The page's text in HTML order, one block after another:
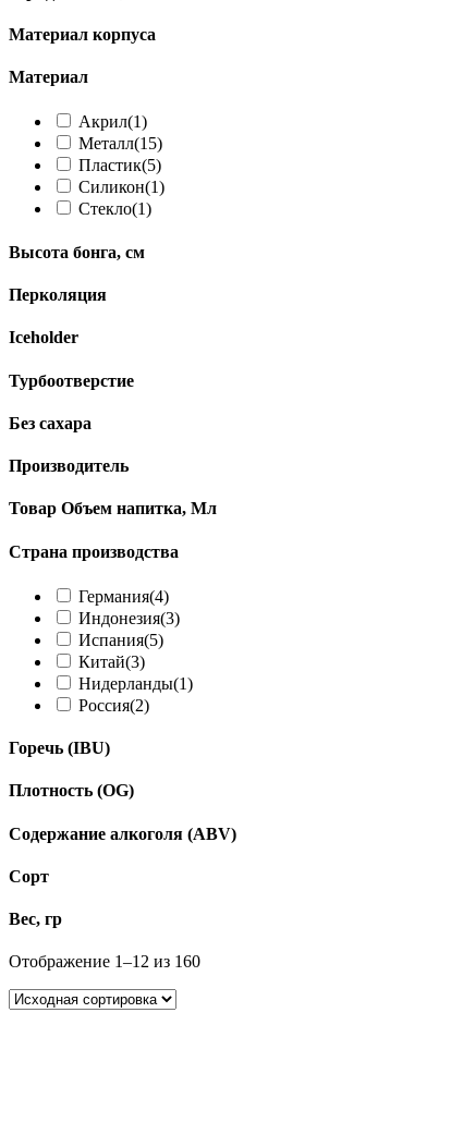
Материал корпуса
Материал
Акрил(1)
Металл(15)
Пластик(5)
Силикон(1)
Стекло(1)
Высота бонга, см
Перколяция
Iceholder
Турбоотверстие
Без сахара
Производитель
Товар Объем напитка, Мл
Страна производства
Германия(4)
Индонезия(3)
Испания(5)
Китай(3)
Нидерланды(1)
Россия(2)
Горечь (IBU)
Плотность (OG)
Содержание алкоголя (ABV)
Сорт
Вес, гр
Отображение 1–12 из 160